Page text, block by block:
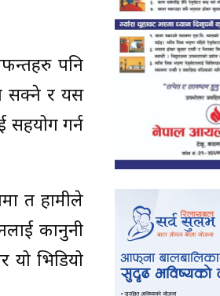
पनि
सक्ने र यस
गर्न
त हामीले
कानुनी
भिडियो